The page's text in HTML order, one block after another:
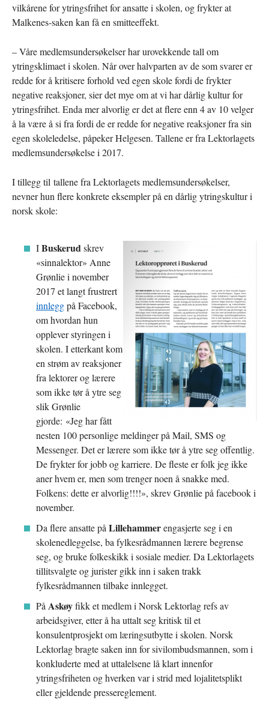
vilkårene for ytringsfrihet for ansatte i skolen, og frykter at
Malkenes-saken kan få en smitteeffekt.
– Våre medlemsundersøkelser har urovekkende tall om
ytringsklimaet i skolen. Når over halvparten av de som svarer er
redde for å kritisere forhold ved egen skole fordi de frykter
negative reaksjoner, sier det mye om at vi har dårlig kultur for
ytringsfrihet. Enda mer alvorlig er det at flere enn 4 av 10 velger
å la være å si fra fordi de er redde for negative reaksjoner fra sin
egen skoleledelse, påpeker Helgesen. Tallene er fra Lektorlagets
medlemsundersøkelse i 2017.
I tillegg til tallene fra Lektorlagets medlemsundersøkelser,
nevner hun flere konkrete eksempler på en dårlig ytringskultur i
norsk skole:
IBuskerudskrev
«sinnalektor» Anne
Grønlie i november
2017 et langt frustrert
innleggpå Facebook,
om hvordan hun
opplever styringen i
skolen. I etterkant kom
en strøm av reaksjoner
fra lektorer og lærere
som ikke tør å ytre seg
slik Grønlie
gjorde: «Jeg har fått
nesten 100 personlige meldinger på Mail, SMS og
Messenger. Det er lærere som ikke tør å ytre seg offentlig.
De frykter for jobb og karriere. De fleste er folk jeg ikke
aner hvem er, men som trenger noen å snakke med.
Folkens: dette er alvorlig!!!!», skrev Grønlie på facebook i
november.
Da flere ansatte på Lillehammerengasjerte seg i en
skolenedleggelse, ba fylkesrådmannen lærere begrense
seg, og bruke folkeskikk i sosiale medier. Da Lektorlagets
tillitsvalgte og jurister gikk inn i saken trakk
fylkesrådmannen tilbake innlegget.
På Askøyfikk et medlem i Norsk Lektorlag refs av
arbeidsgiver, etter å ha uttalt seg kritisk til et
konsulentprosjekt om læringsutbytte i skolen. Norsk
Lektorlag bragte saken inn for sivilombudsmannen, som i
konkluderte med at uttalelsene lå klart innenfor
ytringsfriheten og hverken var i strid med lojalitetsplikt
eller gjeldende pressereglement.